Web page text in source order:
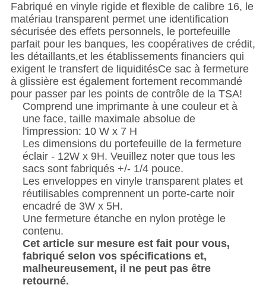
Fabriqué en vinyle rigide et flexible de calibre 16, le
matériau transparent permet une identification
sécurisée des effets personnels, le portefeuille
parfait pour les banques, les coopératives de crédit,
les détaillants,et les établissements financiers qui
exigent le transfert de liquiditésCe sac à fermeture
à glissière est également fortement recommandé
pour passer par les points de contrôle de la TSA!
Comprend une imprimante à une couleur et à
une face, taille maximale absolue de
l'impression: 10 W x 7 H
Les dimensions du portefeuille de la fermeture
éclair - 12W x 9H. Veuillez noter que tous les
sacs sont fabriqués +/- 1/4 pouce.
Les enveloppes en vinyle transparent plates et
réutilisables comprennent un porte-carte noir
encadré de 3W x 5H.
Une fermeture étanche en nylon protège le
contenu.
Cet article sur mesure est fait pour vous,
fabriqué selon vos spécifications et,
malheureusement, il ne peut pas être
retourné.